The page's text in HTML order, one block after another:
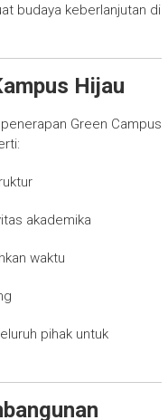
budaya keberlanjutan di
Hijau
Green Campus
akademika
waktu
pihak untuk